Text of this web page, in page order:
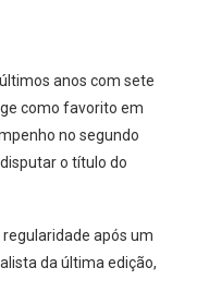
anos com sete
como favorito em
no segundo
o título do
após um
da última edição,